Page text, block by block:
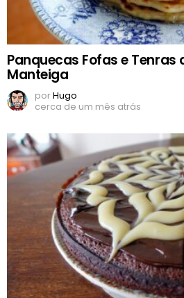
Panquecas Fofas e Tenras
Manteiga
porHugo
cerca de um mês atrás